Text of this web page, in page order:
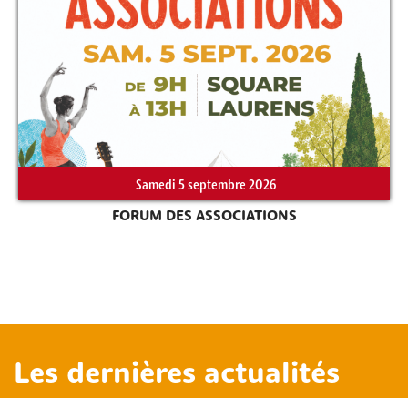
Samedi 5 septembre 2026
FORUM DES ASSOCIATIONS
Les dernières actualités